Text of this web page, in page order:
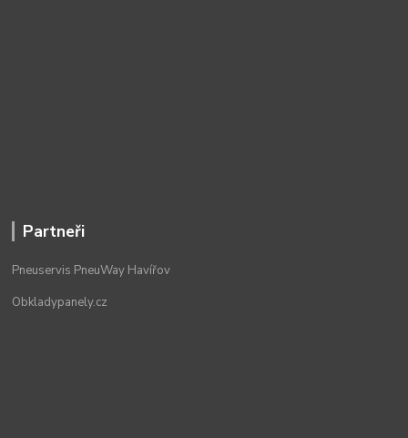
Partneři
Pneuservis PneuWay Havířov
Obkladypanely.cz